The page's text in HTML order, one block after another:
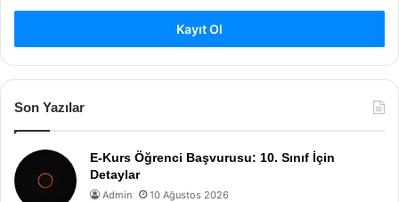
Kayıt Ol
Son Yazılar
E-Kurs Öğrenci Başvurusu: 10. Sınıf İçin
Detaylar
Admin 10 Ağustos 2026